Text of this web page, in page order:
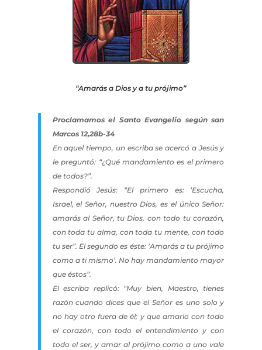
“Amarás a Dios y a tu prójimo”
Proclamamos el Santo Evangelio según san
Marcos 12,28b-34
En aquel tiempo, un escriba se acercó a Jesús y
le preguntó: “¿Qué mandamiento es el primero
de todos?”.
Respondió Jesús: “El primero es: ‘Escucha,
Israel, el Señor, nuestro Dios, es el único Señor:
amarás al Señor, tu Dios, con todo tu corazón,
con toda tu alma, con toda tu mente, con todo
tu ser”. El segundo es éste: ‘Amarás a tu prójimo
como a ti mismo’. No hay mandamiento mayor
que éstos”.
El escriba replicó: “Muy bien, Maestro, tienes
razón cuando dices que el Señor es uno solo y
no hay otro fuera de él; y que amarlo con todo
el corazón, con todo el entendimiento y con
todo el ser, y amar al prójimo como a uno vale